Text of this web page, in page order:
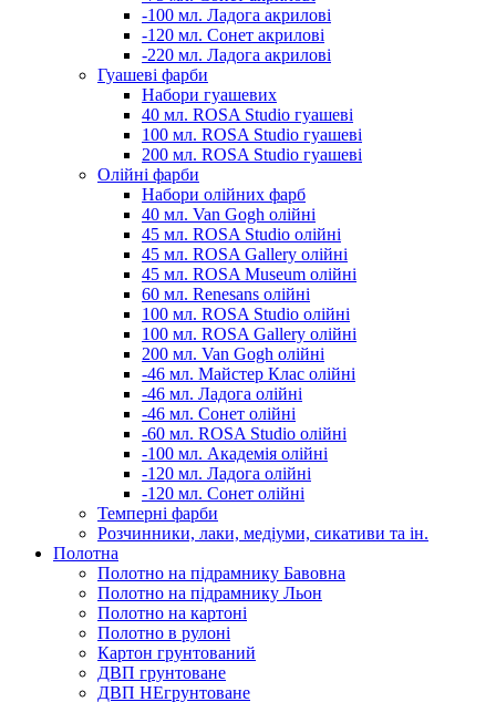
-100 мл. Ладога акрилові
-120 мл. Сонет акрилові
-220 мл. Ладога акрилові
Гуашеві фарби
Набори гуашевих
40 мл. ROSA Studio гуашеві
100 мл. ROSA Studio гуашеві
200 мл. ROSA Studio гуашеві
Олійні фарби
Набори олійних фарб
40 мл. Van Gogh олійні
45 мл. ROSA Studio олійні
45 мл. ROSA Gallery олійні
45 мл. ROSA Museum олійні
60 мл. Renesans олійні
100 мл. ROSA Studio олійні
100 мл. ROSA Gallery олійні
200 мл. Van Gogh олійні
-46 мл. Майстер Клас олійні
-46 мл. Ладога олійні
-46 мл. Сонет олійні
-60 мл. ROSA Studio олійні
-100 мл. Академія олійні
-120 мл. Ладога олійні
-120 мл. Сонет олійні
Темперні фарби
Розчинники, лаки, медіуми, сикативи та ін.
Полотна
Полотно на підрамнику Бавовна
Полотно на підрамнику Льон
Полотно на картоні
Полотно в рулоні
Картон грунтований
ДВП грунтоване
ДВП НЕгрунтоване